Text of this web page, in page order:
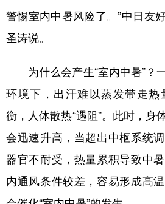
山东 河南
广东
陕西 甘肃
新疆 内蒙古
多语种频道
English Español
警惕室内中暑风险了。”中日友
圣涛说。
为什么会产生“室内中暑”？
环境下，出汗难以蒸发带走热
衡，人体散热“遇阻”。此时，身
会迅速升高，当超出中枢系统
器官不耐受，热量累积导致中
内通风条件较差，容易形成高